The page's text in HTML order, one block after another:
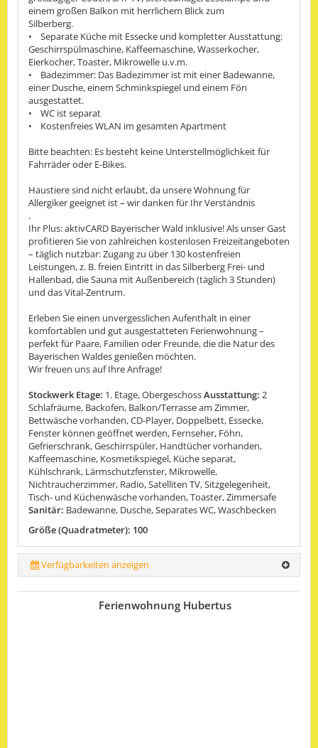
einem großen Balkon mit herrlichem Blick zum
Silberberg.
• Separate Küche mit Essecke und kompletter Ausstattung:
Geschirrspülmaschine, Kaffeemaschine, Wasserkocher,
Eierkocher, Toaster, Mikrowelle u.v.m.
• Badezimmer: Das Badezimmer ist mit einer Badewanne,
einer Dusche, einem Schminkspiegel und einem Fön
ausgestattet.
• WC ist separat
• Kostenfreies WLAN im gesamten Apartment
Bitte beachten: Es besteht keine Unterstellmöglichkeit für
Fahrräder oder E-Bikes.
Haustiere sind nicht erlaubt, da unsere Wohnung für
Allergiker geeignet ist – wir danken für Ihr Verständnis
.
Ihr Plus: aktivCARD Bayerischer Wald inklusive! Als unser Gast
profitieren Sie von zahlreichen kostenlosen Freizeitangeboten
– täglich nutzbar: Zugang zu über 130 kostenfreien
Leistungen, z. B. freien Eintritt in das Silberberg Frei- und
Hallenbad, die Sauna mit Außenbereich (täglich 3 Stunden)
und das Vital-Zentrum.
Erleben Sie einen unvergesslichen Aufenthalt in einer
komfortablen und gut ausgestatteten Ferienwohnung –
perfekt für Paare, Familien oder Freunde, die die Natur des
Bayerischen Waldes genießen möchten.
Wir freuen uns auf Ihre Anfrage!
Stockwerk Etage: 1. Etage, ObergeschossAusstattung: 2
Schlafräume, Backofen, Balkon/Terrasse am Zimmer,
Bettwäsche vorhanden, CD-Player, Doppelbett, Essecke,
Fenster können geöffnet werden, Fernseher, Föhn,
Gefrierschrank, Geschirrspüler, Handtücher vorhanden,
Kaffeemaschine, Kosmetikspiegel, Küche separat,
Kühlschrank, Lärmschutzfenster, Mikrowelle,
Nichtraucherzimmer, Radio, Satelliten TV, Sitzgelegenheit,
Tisch- und Küchenwäsche vorhanden, Toaster, Zimmersafe
Sanitär: Badewanne, Dusche, Separates WC, Waschbecken
Größe (Quadratmeter): 100
Verfügbarkeiten anzeigen
Ferienwohnung Hubertus